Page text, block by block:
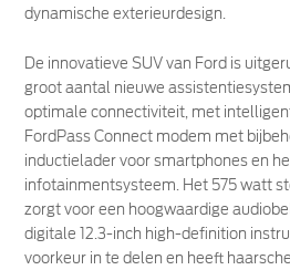
dynamische exterieurdesign.
De innovatieve SUV van Ford is
groot aantal nieuwe
optimale connectiviteit, met
FordPass Connect modem met
inductielader voor smartphones en
infotainmentsysteem. Het 575 watt
zorgt voor een hoogwaardige
digitale 12.3-inch high-definition
voorkeur in te delen en heeft